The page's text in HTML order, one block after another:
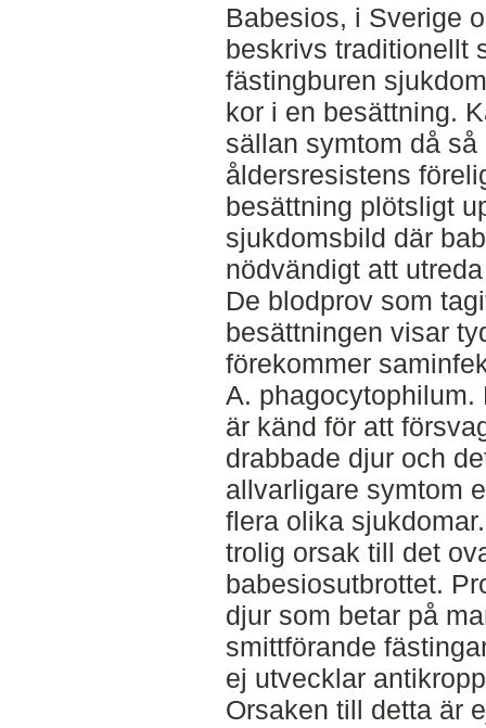
Babesios, i Sverige
beskrivs traditionellt
fästingburen
kor i en besättning.
sällan symtom då
åldersresistens
besättning plötsligt
sjukdomsbild där
nödvändigt att
De blodprov som
besättningen visar
förekommer
A. phagocytophilum.
är känd för att
drabbade djur och
allvarligare symtom
flera olika
trolig orsak till det
babesiosutbrottet.
djur som betar på
smittförande
ej utvecklar
Orsaken till detta är